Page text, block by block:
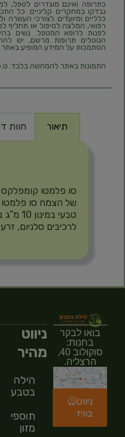
כתרופה ואינם מוגדרים לטפל,
נבדקו במחקרים קליניים. כל
כלליים ומיועדים לצורכי העשרה
רפואי, המלצה לטיפול או תחליף
לפנות לרופא המטפל. נשים
הנוטלים תרופות מרשם, יש
הסתמכות על המידע המופיע
התמונות באתר להמחשה בלבד.
תיאור חוות
סו פלמטו
של הצמח סו פלמטו
טבעי
לרכיבים סלניום,
בואו לבקר
בחנות:
סוקולוב 40,
הרצליה.
ניווט
בוויז
ניווט
מהיר
הילה
בטבע
תוספי
מזון